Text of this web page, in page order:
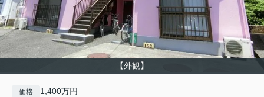
【外観】
価格 1,400万円